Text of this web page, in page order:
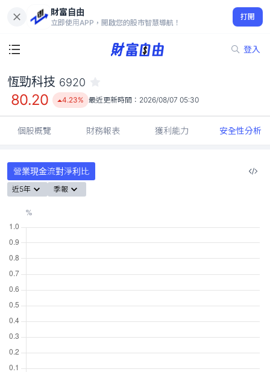
財富自由
立即使用APP，開啟您的股市智慧導航！
打開
登入
80.20
4.23%
恆勁科技 6920
80.20 4.23% 最近更新時間： 2026/08/07 05:30
個股概覽 財務報表 獲利能力 安全性分析
營業現金流對淨利比
近5年 季報